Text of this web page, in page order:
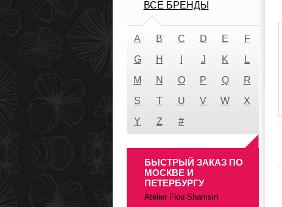
ВСЕ БРЕНДЫ
A B C D E
F
G
H J K
L
M
N O P Q
R
S
T U V W
X
Y
Z #
БЫСТРЫЙ ЗАКАЗ ПО
МОСКВЕ И
ПЕТЕРБУРГУ
Atelier Flou Shamsin